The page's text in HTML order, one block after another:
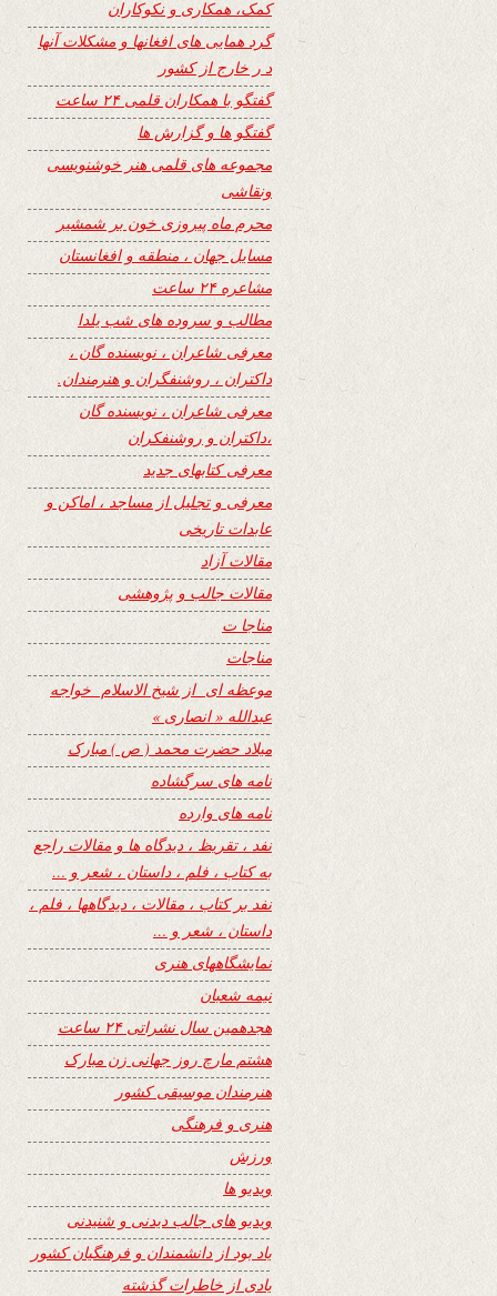
کمک، همکاری و نکوکاران
گرد همایی های افغانها و مشکلات آنها
د ر خارج از کشور
گفتگو با همکاران قلمی ۲۴ ساعت
گفتگو ها و گزارش ها
مجموعه های قلمی هنر خوشنویسی
ونقاشی
محرم ماه پیروزی خون بر شمشیر
مسایل جهان ، منطقه و افغانستان
مشاعره ۲۴ ساعت
مطالب و سروده های شب یلدا
معرفی شاعران ، نویسنده گان ،
داکتران ، روشنفگران و هنرمندان.
معرفی شاعران ، نویسنده گان
،داکتران و روشنفکران
معرفی کتابهای جدید
معرفی و تجلیل از مساجد ، اماکن و
عابدات تاریخی
مقالات آزاد
مقالات جالب و پژوهشی
مناجا ت
مناجات
موعظه ای از شیخ الاسلام خواجه
عبدالله « انصاری »
میلاد حضرت محمد ( ص ) مبارک
نامه های سرگشاده
نامه های وارده
نفد ، تقریظ ، دیدگاه ها و مقالات راجع
به کتاب ، فلم ، داستان ، شعر و …
نفد بر کتاب ، مقالات ، دیدگاهها ، فلم ،
داستان ، شعر و …
نمایشگاههای هنری
نیمه شعبان
هجدهمین سال نشراتی ۲۴ ساعت
هشتم مارچ روز جهانی زن مبارک
هنرمندان موسیقی کشور
هنری و فرهنگی
ورزش
ویدیو ها
ویدیو های جالب دیدنی و شنیدنی
یاد بود از دانشمندان و فرهنگیان کشور
یادی از خاطرات گذشته